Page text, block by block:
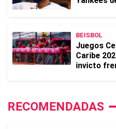
BEISBOL
Juegos
Caribe
invicto
RECOMENDADAS